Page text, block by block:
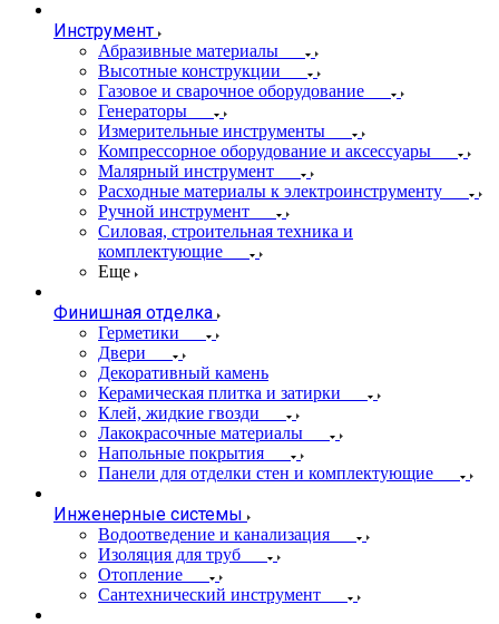
Инструмент
Абразивные материалы
Высотные конструкции
Газовое и сварочное оборудование
Генераторы
Измерительные инструменты
Компрессорное оборудование и аксессуары
Малярный инструмент
Расходные материалы к электроинструменту
Ручной инструмент
Силовая, строительная техника и
комплектующие
Еще
Финишная отделка
Герметики
Двери
Декоративный камень
Керамическая плитка и затирки
Клей, жидкие гвозди
Лакокрасочные материалы
Напольные покрытия
Панели для отделки стен и комплектующие
Инженерные системы
Водоотведение и канализация
Изоляция для труб
Отопление
Сантехнический инструмент